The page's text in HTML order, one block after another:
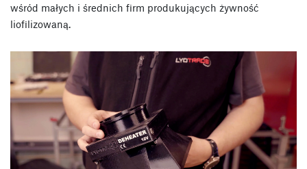
wśród małych i średnich firm produkujących żywność
liofilizowaną.